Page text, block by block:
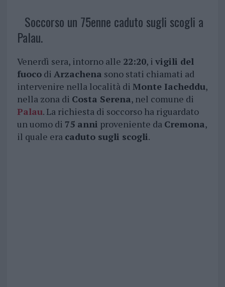
Soccorso un 75enne caduto sugli scogli a
Palau.
Venerdì sera, intorno alle 22:20, i vigili del
fuocodi Arzachena sono stati chiamati ad
intervenire nella località di Monte Iacheddu,
nella zona di Costa Serena, nel comune di
Palau. La richiesta di soccorso ha riguardato
un uomo di 75 anni proveniente da Cremona,
il quale era caduto sugli scogli.